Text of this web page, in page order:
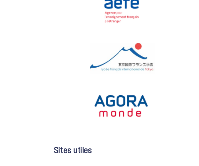
Sites utiles